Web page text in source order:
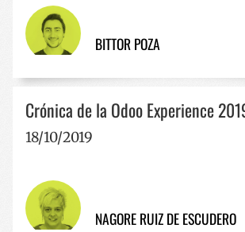
BITTOR POZA
Crónica de la Odoo Experience
18/10/2019
NAGORE RUIZ DE ESCUDERO